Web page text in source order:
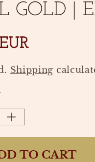
GOLD |
Shipping
Increase
CHARMENTITY
TO CART